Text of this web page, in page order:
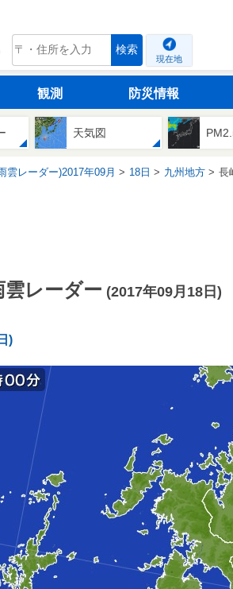
tenki.jp 検索
現在地
観測 防災情報
天気図
雲レーダー)2017年09月 18日 九州地方 長
レーダー (2017年09月18日)
)